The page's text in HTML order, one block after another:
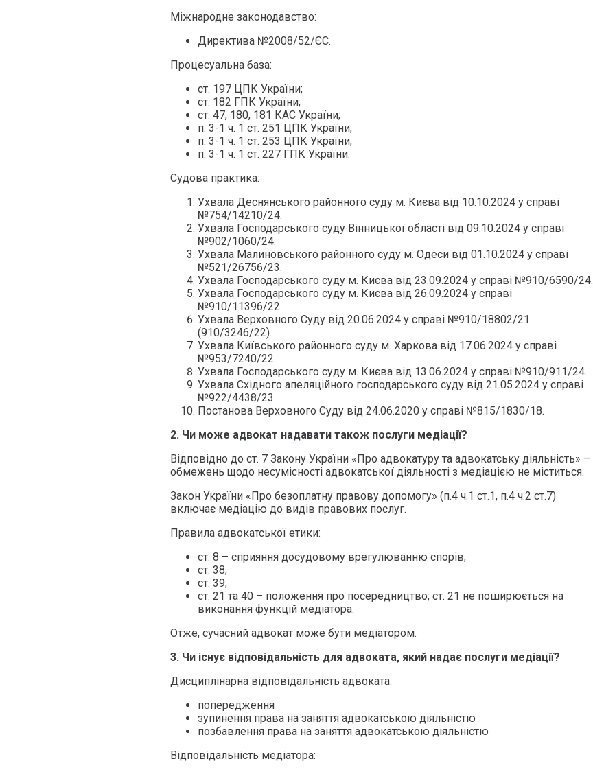
Міжнародне законодавство:
Директива №2008/52/ЄС.
Процесуальна база:
ст. 197 ЦПК України;
ст. 182 ГПК України;
ст. 47, 180, 181 КАС України;
п. 3-1 ч. 1 ст. 251 ЦПК України;
п. 3-1 ч. 1 ст. 253 ЦПК України;
п. 3-1 ч. 1 ст. 227 ГПК України.
Судова практика:
Ухвала Деснянського районного суду м. Києва від 10.10.2024 у справі
№754/14210/24.
Ухвала Господарського суду Вінницької області від 09.10.2024 у справі
№902/1060/24.
Ухвала Малиновського районного суду м. Одеси від 01.10.2024 у справі
№521/26756/23.
Ухвала Господарського суду м. Києва від 23.09.2024 у справі №910/6590/24.
Ухвала Господарського суду м. Києва від 26.09.2024 у справі
№910/11396/22.
Ухвала Верховного Суду від 20.06.2024 у справі №910/18802/21
(910/3246/22).
Ухвала Київського районного суду м. Харкова від 17.06.2024 у справі
№953/7240/22.
Ухвала Господарського суду м. Києва від 13.06.2024 у справі №910/911/24.
Ухвала Східного апеляційного господарського суду від 21.05.2024 у справі
№922/4438/23.
Постанова Верховного Суду від 24.06.2020 у справі №815/1830/18.
2. Чи може адвокат надавати також послуги медіації?
Відповідно до ст. 7 Закону України «Про адвокатуру та адвокатську діяльність» –
обмежень щодо несумісності адвокатської діяльності з медіацією не міститься.
Закон України «Про безоплатну правову допомогу» (п.4 ч.1 ст.1, п.4 ч.2 ст.7)
включає медіацію до видів правових послуг.
Правила адвокатської етики:
ст. 8 – сприяння досудовому врегулюванню спорів;
ст. 38;
ст. 39;
ст. 21 та 40 – положення про посередництво; ст. 21 не поширюється на
виконання функцій медіатора.
Отже, сучасний адвокат може бути медіатором.
3. Чи існує відповідальність для адвоката, який надає послуги медіації?
Дисциплінарна відповідальність адвоката:
попередження
зупинення права на заняття адвокатською діяльністю
позбавлення права на заняття адвокатською діяльністю
Відповідальність медіатора: